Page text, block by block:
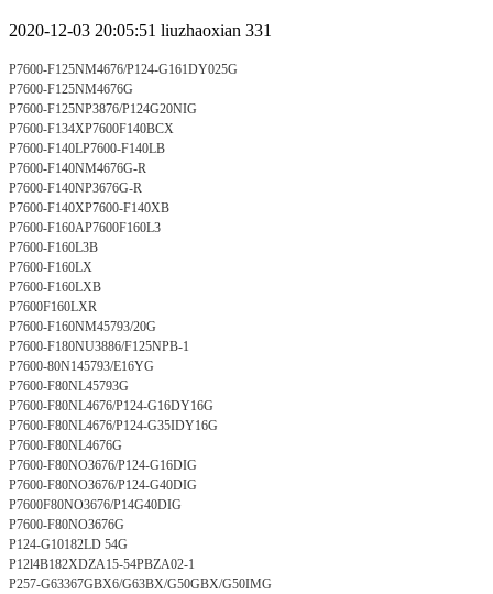
2020-12-03 20:05:51 liuzhaoxian 331
P7600-F125NM4676/P124-G161DY025G
P7600-F125NM4676G
P7600-F125NP3876/P124G20NIG
P7600-F134XP7600F140BCX
P7600-F140LP7600-F140LB
P7600-F140NM4676G-R
P7600-F140NP3676G-R
P7600-F140XP7600-F140XB
P7600-F160AP7600F160L3
P7600-F160L3B
P7600-F160LX
P7600-F160LXB
P7600F160LXR
P7600-F160NM45793/20G
P7600-F180NU3886/F125NPB-1
P7600-80N145793/E16YG
P7600-F80NL45793G
P7600-F80NL4676/P124-G16DY16G
P7600-F80NL4676/P124-G35IDY16G
P7600-F80NL4676G
P7600-F80NO3676/P124-G16DIG
P7600-F80NO3676/P124-G40DIG
P7600F80NO3676/P14G40DIG
P7600-F80NO3676G
P124-G10182LD 54G
P12l4B182XDZA15-54PBZA02-1
P257-G63367GBX6/G63BX/G50GBX/G50IMG